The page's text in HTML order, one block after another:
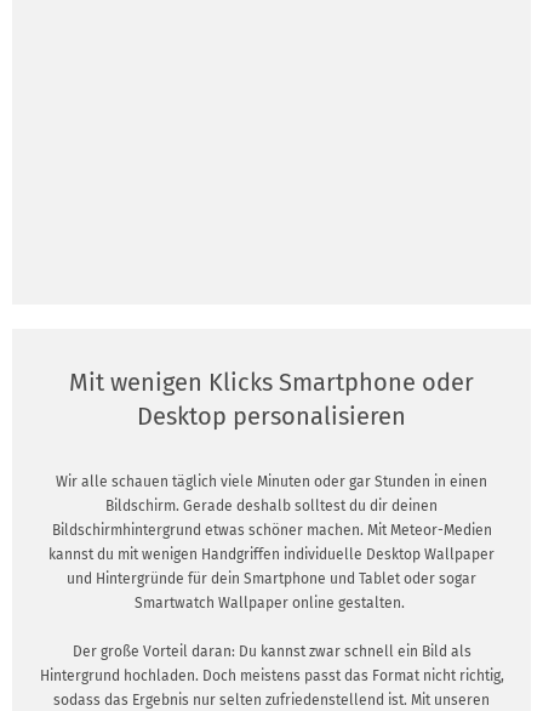
Mit wenigen Klicks Smartphone oder
Desktop personalisieren
Wir alle schauen täglich viele Minuten oder gar Stunden in einen
Bildschirm. Gerade deshalb solltest du dir deinen
Bildschirmhintergrund etwas schöner machen. Mit Meteor-Medien
kannst du mit wenigen Handgriffen individuelle Desktop Wallpaper
und Hintergründe für dein Smartphone und Tablet oder sogar
Smartwatch Wallpaper online gestalten.
Der große Vorteil daran: Du kannst zwar schnell ein Bild als
Hintergrund hochladen. Doch meistens passt das Format nicht richtig,
sodass das Ergebnis nur selten zufriedenstellend ist. Mit unseren